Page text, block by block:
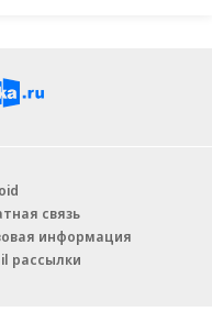
связь
информация
рассылки